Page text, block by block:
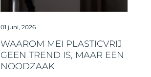
01 juni, 2026
WAAROM MEI PLASTICVRIJ
GEEN TREND IS, MAAR EEN
NOODZAAK